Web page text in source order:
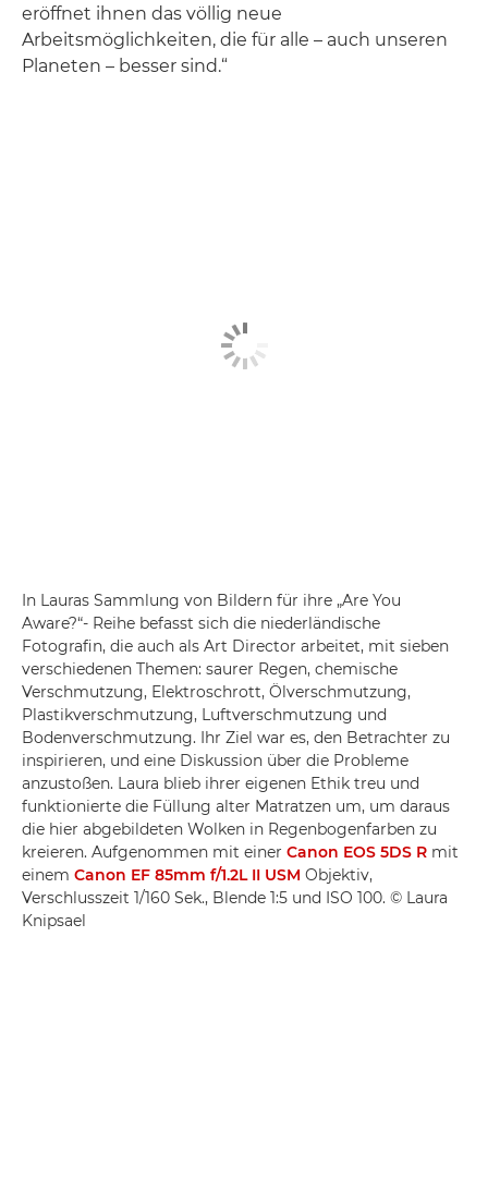
eröffnet ihnen das völlig neue
Arbeitsmöglichkeiten, die für alle – auch unseren
Planeten – besser sind.“
In Lauras Sammlung von Bildern für ihre „Are You
Aware?“- Reihe befasst sich die niederländische
Fotografin, die auch als Art Director arbeitet, mit sieben
verschiedenen Themen: saurer Regen, chemische
Verschmutzung, Elektroschrott, Ölverschmutzung,
Plastikverschmutzung, Luftverschmutzung und
Bodenverschmutzung. Ihr Ziel war es, den Betrachter zu
inspirieren, und eine Diskussion über die Probleme
anzustoßen. Laura blieb ihrer eigenen Ethik treu und
funktionierte die Füllung alter Matratzen um, um daraus
die hier abgebildeten Wolken in Regenbogenfarben zu
kreieren. Aufgenommen mit einer Canon EOS 5DS R mit
einem Canon EF 85mm f/1.2L II USM Objektiv,
Verschlusszeit 1/160 Sek., Blende 1:5 und ISO 100. © Laura
Knipsael